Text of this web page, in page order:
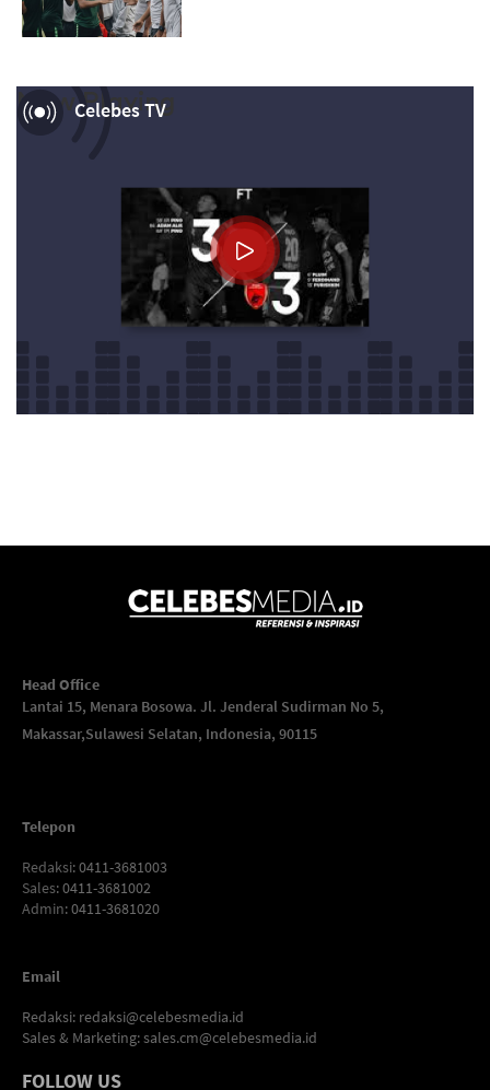
Celebes TV
Now Playing
Head Office
Lantai 15, Menara Bosowa. Jl. Jenderal Sudirman No 5,
Makassar,Sulawesi Selatan, Indonesia, 90115
Telepon
Redaksi: 0411-3681003
Sales: 0411-3681002
Admin: 0411-3681020
Email
Redaksi: redaksi@celebesmedia.id
Sales & Marketing:sales.cm@celebesmedia.id
FOLLOW US